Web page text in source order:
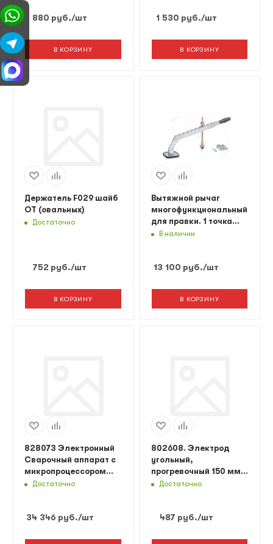
880 руб./шт
В КОРЗИНУ
1 530 руб./шт
В КОРЗИНУ
Держатель F029 шайб
ОТ (овальных)
Достаточно
752 руб./шт
В КОРЗИНУ
Вытяжной рычаг
многофункциональный
для правки. 1 точка
опоры NORDBERG PULM
В наличии
13 100 руб./шт
В КОРЗИНУ
828073 Электронный
Сварочный аппарат с
микропроцессором
CAR PULLER 5000
Достаточно
34 346 руб./шт
802608. Электрод
угольный,
прогревочный 150 мм
для аппарата
Достаточно
487руб./шт